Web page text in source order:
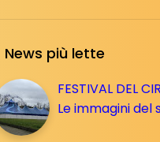
News più lette
FESTIVAL DEL
Le immagini del